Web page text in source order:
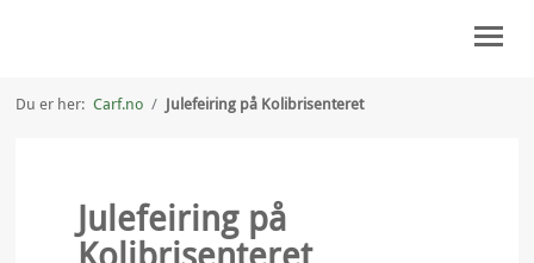
FOR STØTTESPILLERE
Du er her: Carf.no / Julefeiring på Kolibrisenteret
Julefeiring på